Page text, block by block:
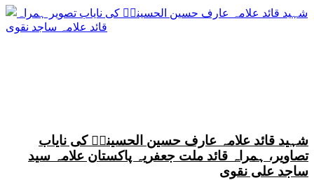
شہید قائد علامہ عارف حسین الحسینیؒ کی نایاب
تصاویر، ہمراہ قائد ملت جعفریہ پاکستان علامہ سید
ساجد علی نقوی